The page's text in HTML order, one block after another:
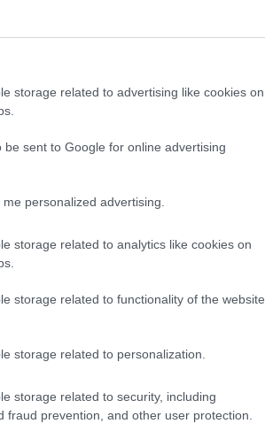
storage related to advertising like cookies on
sent to Google for online advertising
personalized advertising.
storage related to analytics like cookies on
storage related to functionality of the website
storage related to personalization.
storage related to security, including
fraud prevention, and other user protection.
χρόνο, το νοσοκομείο θα
για την αντιμετώπιση των